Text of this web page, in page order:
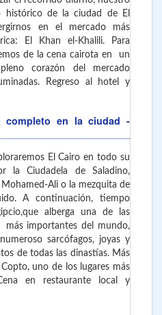
histórico de la ciudad de El
en el mercado más
El Khan el-Khalili. Para
de la cena cairota en un
corazón del mercado
Regreso al hotel y
completo en la ciudad -
El Cairo en todo su
la Ciudadela de Saladino,
Ali o la mezquita de
A continuación, tiempo
alberga una de las
más importantes del mundo,
sarcófagos, joyas y
de todas las dinastías. Más
uno de los lugares más
en restaurante local y